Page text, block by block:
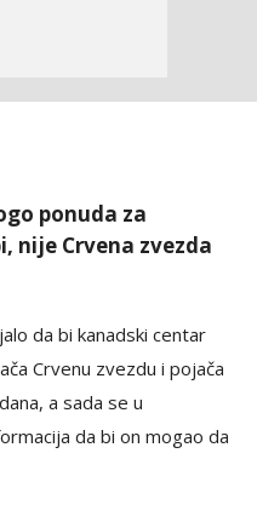
ponuda za
nije Crvena zvezda
da bi kanadski centar
Crvenu zvezdu i pojača
a sada se u
da bi on mogao da